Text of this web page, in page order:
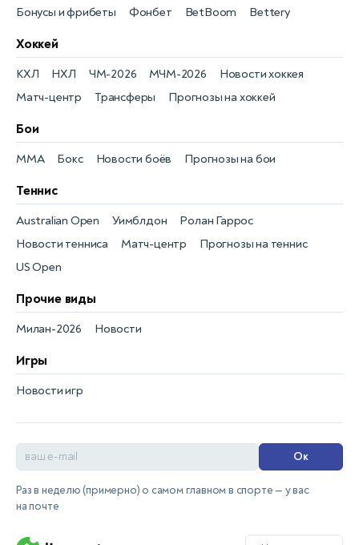
Бонусы и фрибеты
Фонбет
BetBoom
Bettery
Хоккей
Новости хоккея
КХЛ
Матч-центр
НХЛ
Трансферы
ЧМ-2026
Прогнозы на хоккей
МЧМ-2026
Бои
Новости боёв
MMA Прогнозы на бои
Бокс
Теннис
Новости тенниса
Australian Open
Матч-центр
Уимблдон
Прогнозы на теннис
Ролан Гаррос
US Open
Прочие виды
Новости
Милан-2026
Игры
Новости игр
Ок
Раз в неделю (примерно) о самом главном в спорте — у вас
на почте